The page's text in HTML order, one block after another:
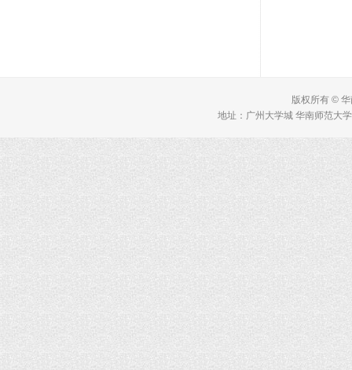
版权所有 ©
地址：广州大学城 华南师范大